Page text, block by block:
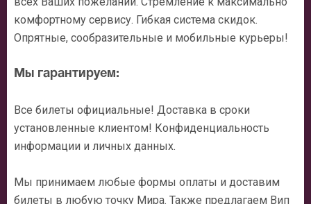
комфортному сервису. Гибкая система скидок.
Опрятные, сообразительные и мобильные курьеры!
Мы гарантируем:
Все билеты официальные! Доставка в сроки
установленные клиентом! Конфиденциальность
информации и личных данных.
Мы принимаем любые формы оплаты и доставим
билеты в любую точку Мира. Также предлагаем Вип